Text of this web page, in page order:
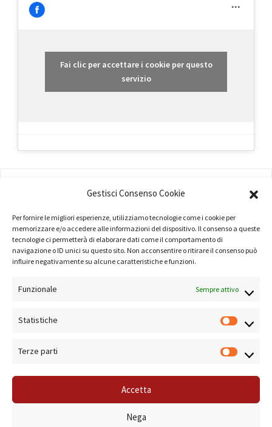
Gestisci Consenso Cookie
Per fornire le migliori esperienze, utilizziamo tecnologie come i cookie per
memorizzare e/o accedere alle informazioni del dispositivo. Il consenso a queste
tecnologie ci permetterà di elaborare dati come il comportamento di
navigazione o ID unici su questo sito. Non acconsentire o ritirare il consenso può
influire negativamente su alcune caratteristiche e funzioni.
Funzionale Sempre attivo
Statistiche
Terze parti
Accetta
Nega
Fai clic per accettare i cookie per questo
servizio
TERMINI E CONDIZIONI
PRIVACY POLICY
Commercio di Roma Sistema di Gestione Qualità Certificato ISO 9001:2000